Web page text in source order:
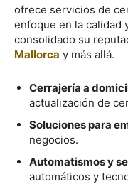
ofrece servicios de
enfoque en la calidad
consolidado su
Mallorca y más allá.
Cerrajería a
actualización de
Soluciones para
negocios.
Automatismos y
automáticos y